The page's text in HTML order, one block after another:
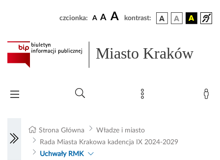
czcionka: A A A kontrast:
Miasto Kraków
Strona Główna
Władze i miasto
Rada Miasta Krakowa kadencja IX 2024-2029
Uchwały RMK